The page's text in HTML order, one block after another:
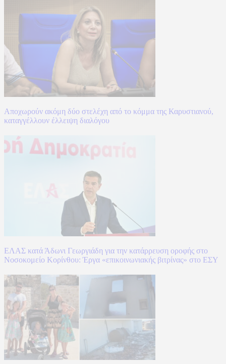
Αποχωρούν ακόμη δύο στελέχη από το κόμμα της Καρυστιανού,
καταγγέλλουν έλλειψη διαλόγου
ΕΛΑΣ κατά Άδωνι Γεωργιάδη για την κατάρρευση οροφής στο
Νοσοκομείο Κορίνθου: Έργα «επικοινωνιακής βιτρίνας» στο ΕΣΥ